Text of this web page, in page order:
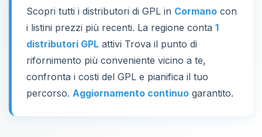
Scopri tutti i distributori di GPL in Cormano con
i listini prezzi più recenti. La regione conta 1
distributori GPL attivi Trova il punto di
rifornimento più conveniente vicino a te,
confronta i costi del GPL e pianifica il tuo
percorso. Aggiornamento continuo garantito.